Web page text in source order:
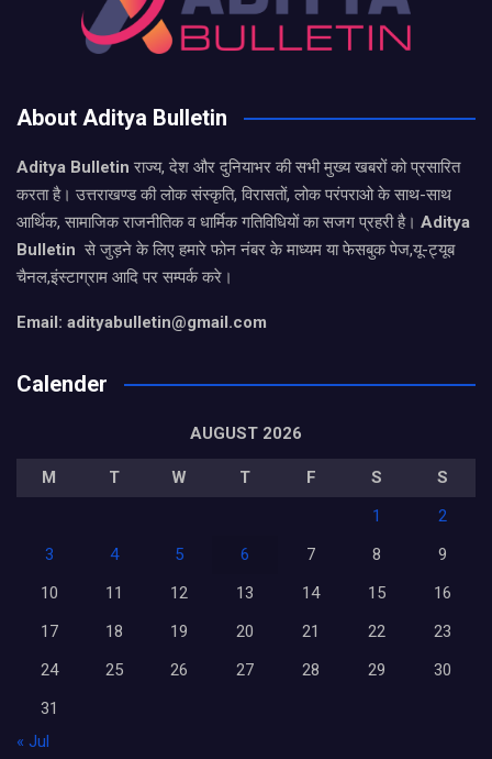
About Aditya Bulletin
Aditya Bulletinराज्य, देश और दुनियाभर की सभी मुख्य खबरों को प्रसारित
करता है। उत्तराखण्ड की लोक संस्कृति, विरासतों, लोक परंपराओ के साथ-साथ
आर्थिक, सामाजिक राजनीतिक व धार्मिक गतिविधियों का सजग प्रहरी है। Aditya
Bulletin से जुड़ने के लिए हमारे फोन नंबर के माध्यम या फेसबुक पेज,यू-ट्यूब
चैनल,इंस्टाग्राम आदि पर सम्पर्क करे।
Email: adityabulletin@gmail.com
Calender
AUGUST 2026
M T W T F S
S
1
2
3
4 5 6 7 8
9
10
11 12 13 14 15
16
17
18 19 20 21 22
23
24
25 26 27 28 29
30
31
« Jul